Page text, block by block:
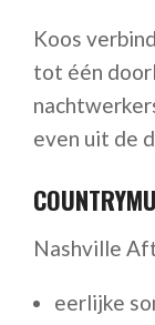
Koos
tot één
even uit de
Nashville
eerlijke